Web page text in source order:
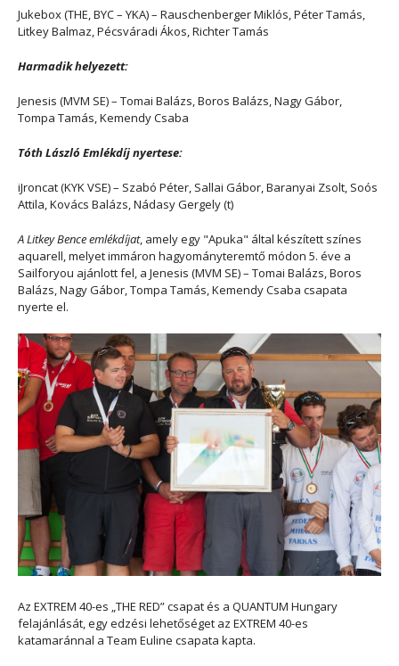
Jukebox (THE, BYC – YKA) – Rauschenberger Miklós, Péter Tamás,
Litkey Balmaz, Pécsváradi Ákos, Richter Tamás
Harmadik helyezett:
Jenesis (MVM SE) – Tomai Balázs, Boros Balázs, Nagy Gábor,
Tompa Tamás, Kemendy Csaba
Tóth László Emlékdíj nyertese:
iJroncat (KYK VSE) – Szabó Péter, Sallai Gábor, Baranyai Zsolt, Soós
Attila, Kovács Balázs, Nádasy Gergely (t)
A Litkey Bence emlékdíjat, amely egy "Apuka" által készített színes
aquarell, melyet immáron hagyományteremtő módon 5. éve a
Sailforyou ajánlott fel, a Jenesis (MVM SE) – Tomai Balázs, Boros
Balázs, Nagy Gábor, Tompa Tamás, Kemendy Csaba csapata
nyerte el.
Az EXTREM 40-es „THE RED” csapat és a QUANTUM Hungary
felajánlását, egy edzési lehetőséget az EXTREM 40-es
katamaránnal a Team Euline csapata kapta.